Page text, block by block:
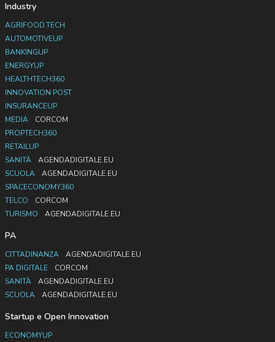
Industry
AGRIFOOD.TECH
AUTOMOTIVEUP
BANKINGUP
ENERGYUP
HEALTHTECH360
INNOVATION POST
INSURANCEUP
MEDIA
CORCOM
PROPTECH360
RETAILUP
SANITÀ
AGENDADIGITALE.EU
SCUOLA
AGENDADIGITALE.EU
SPACECONOMY360
TELCO
CORCOM
TURISMO
AGENDADIGITALE.EU
PA
CITTADINANZA
AGENDADIGITALE.EU
PA DIGITALE
CORCOM
SANITÀ
AGENDADIGITALE.EU
SCUOLA
AGENDADIGITALE.EU
Startup e Open Innovation
ECONOMYUP